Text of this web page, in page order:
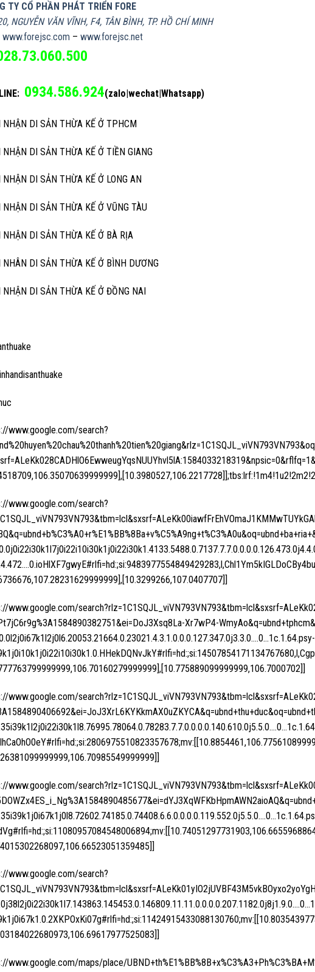
TY CỔ PHẦN PHÁT TRIỂN FORE
NGUYỄN VĂN VĨNH, F4, TÂN BÌNH, TP. HỒ CHÍ MINH
www.forejsc.com – www.forejsc.net
0934.586.924(zalo|wechat|Whatsapp)
NHẬN DI SẢN THỪA KẾ Ở TPHCM
NHẬN DI SẢN THỪA KẾ Ở TIỀN GIANG
NHẬN DI SẢN THỪA KẾ Ở LONG AN
NHẬN DI SẢN THỪA KẾ Ở VŨNG TÀU
NHẬN DI SẢN THỪA KẾ Ở BÀ RỊA
NHÂN DI SẢN THỪA KẾ Ở BÌNH DƯƠNG
NHẬN DI SẢN THỪA KẾ Ở ĐỒNG NAI
www.google.com/search?
www.google.com/search?
www.google.com/
Xr7wP4-
www.google.com/
www.google.com/
www.google.com/search?
www.google.com/maps/place/